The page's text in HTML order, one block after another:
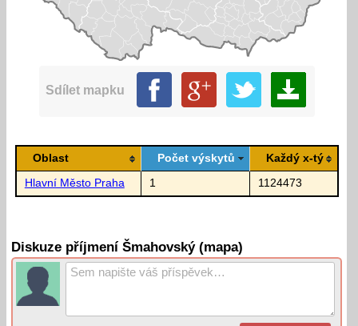
Sdílet mapku
Oblast Počet výskytů Každý x-tý
Hlavní Město Praha 1 1124473
Diskuze příjmení Šmahovský (mapa)